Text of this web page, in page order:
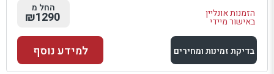
הזמנות אונליין
באישור מיידי
החל מ
₪1290
בדיקת זמינות ומחירים למידע נוסף